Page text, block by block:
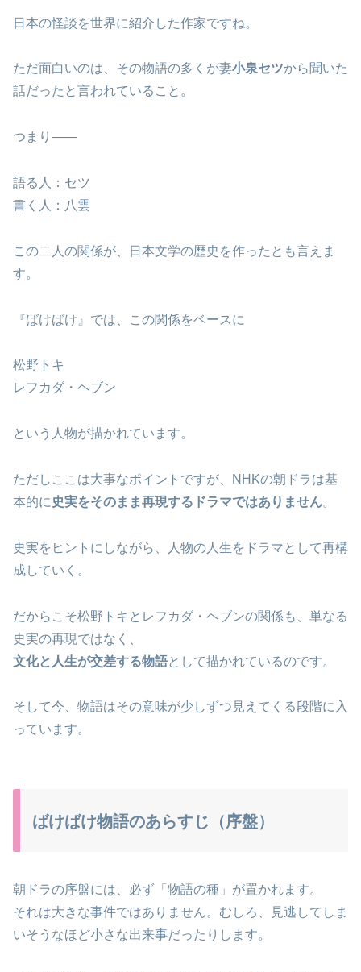
日本の怪談を世界に紹介した作家ですね。
ただ面白いのは、その物語の多くが妻小泉セツから聞いた
話だったと言われていること。
つまり——
語る人：セツ
書く人：八雲
この二人の関係が、日本文学の歴史を作ったとも言えま
す。
『ばけばけ』では、この関係をベースに
松野トキ
レフカダ・ヘブン
という人物が描かれています。
ただしここは大事なポイントですが、NHKの朝ドラは基
本的に 史実をそのまま再現するドラマではありません。
史実をヒントにしながら、人物の人生をドラマとして再構
成していく。
だからこそ松野トキとレフカダ・ヘブンの関係も、単なる
史実の再現ではなく、
文化と人生が交差する物語として描かれているのです。
そして今、物語はその意味が少しずつ見えてくる段階に入
っています。
ばけばけ物語のあらすじ（序盤）
朝ドラの序盤には、必ず「物語の種」が置かれます。
それは大きな事件ではありません。むしろ、見逃してしま
いそうなほど小さな出来事だったりします。